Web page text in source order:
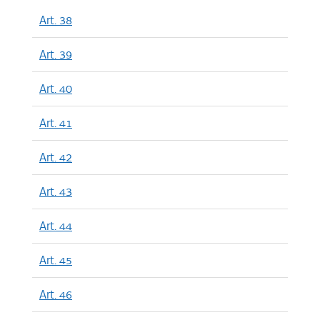
Art. 38
Art. 39
Art. 40
Art. 41
Art. 42
Art. 43
Art. 44
Art. 45
Art. 46